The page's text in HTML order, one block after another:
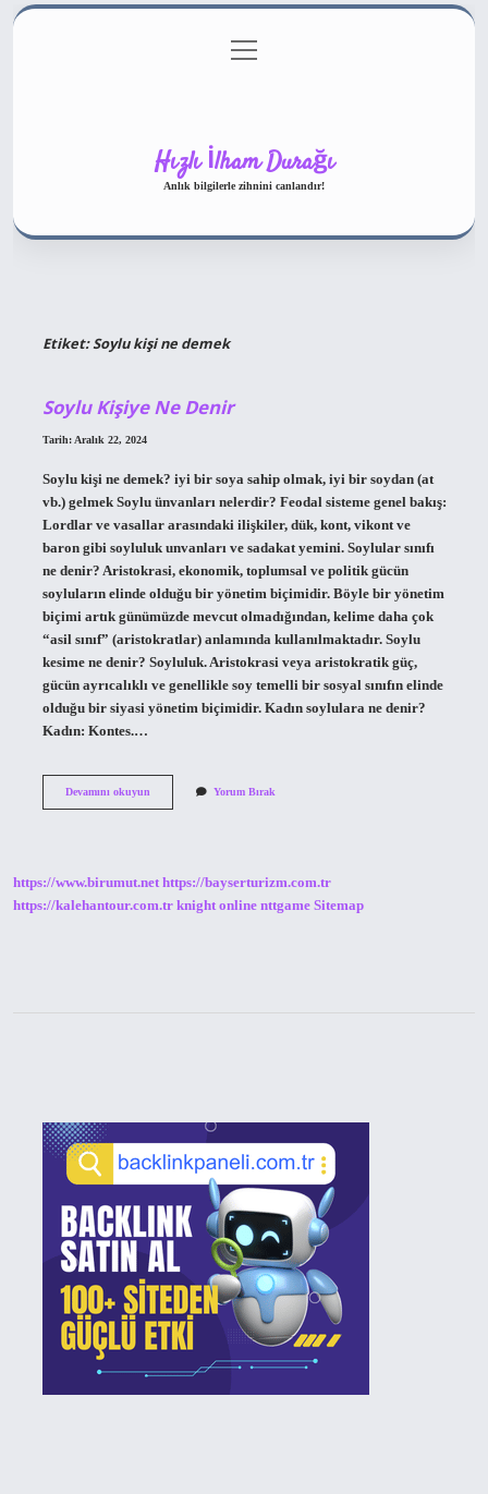
Gizlilik Politikası
menüyü
aç
Hızlı İlham Durağı
Anlık bilgilerle zihnini canlandır!
Etiket:Soylu kişi ne demek
Soylu Kişiye Ne Denir
Tarih: Aralık 22, 2024
Soylu kişi ne demek? iyi bir soya sahip olmak, iyi bir soydan (at
vb.) gelmek Soylu ünvanları nelerdir? Feodal sisteme genel bakış:
Lordlar ve vasallar arasındaki ilişkiler, dük, kont, vikont ve
baron gibi soyluluk unvanları ve sadakat yemini. Soylular sınıfı
ne denir? Aristokrasi, ekonomik, toplumsal ve politik gücün
soyluların elinde olduğu bir yönetim biçimidir. Böyle bir yönetim
biçimi artık günümüzde mevcut olmadığından, kelime daha çok
“asil sınıf” (aristokratlar) anlamında kullanılmaktadır. Soylu
kesime ne denir? Soyluluk. Aristokrasi veya aristokratik güç,
gücün ayrıcalıklı ve genellikle soy temelli bir sosyal sınıfın elinde
olduğu bir siyasi yönetim biçimidir. Kadın soylulara ne denir?
Kadın: Kontes.…
Devamını okuyunSoylu
Yorum Bırak
https://www.birumut.net https://bayserturizm.com.tr
https://kalehantour.com.tr knight online nttgame Sitemap